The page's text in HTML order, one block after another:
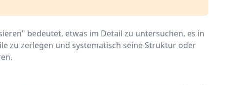
bedeutet, etwas im Detail zu untersuchen, es in
zu zerlegen und systematisch seine Struktur oder